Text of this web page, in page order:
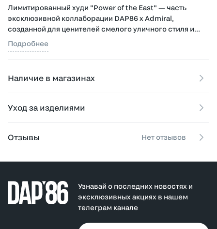
Лимитированный худи "Power of the East" — часть
эксклюзивной коллаборации DAP86 x Admiral,
созданной для ценителей смелого уличного стиля и
спортивной символики.
комфорт при носке. Фурнитура YKK гарантирует
Дизайн подчёркивает дух коллаборации с хоккейной
и функциональным выбором для демисезонного
Подробнее
Наличие в магазинах
Уход за изделиями
Отзывы Нет отзывов
Узнавай о последних новостях и
эксклюзивных акциях в нашем
телеграм канале